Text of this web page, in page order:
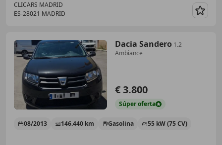
CLICARS MADRID
ES-28021 MADRID
Dacia Sandero 1.2
Ambiance
€ 3.800
Súperoferta
08/2013 146.440 km Gasolina 55 kW (75 CV)